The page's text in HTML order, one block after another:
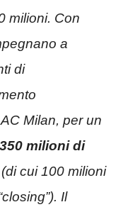
milioni. Con
a
di
Milan, per un
350 milioni di
cui 100 milioni
Il